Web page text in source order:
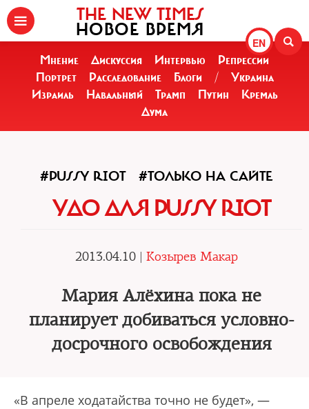
EN
THE NEW TIMES
НОВОЕ ВРЕМЯ
Мнение Дискуссия Интервью
Репрессии
Портрет
Расследование Блоги /
Украина
Израиль
Навальный Трамп Путин
Кремль
Дума
#PUSSY RIOT #ТОЛЬКО НА САЙТЕ
УДО ДЛЯ PUSSY RIOT
2013.04.10 | Козырев Макар
Мария Алёхина пока не
планирует добиваться условно-
досрочного освобождения
«В апреле ходатайства точно не будет», —